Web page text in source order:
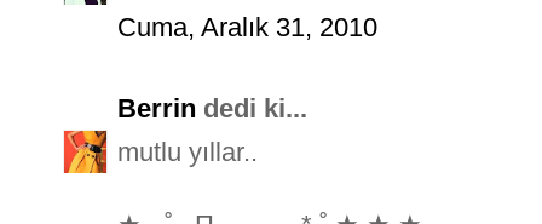
Cuma, Aralık 31, 2010
Berrin dedi ki...
mutlu yıllar..